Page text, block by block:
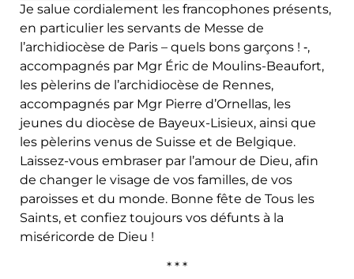
Je salue cordialement les francophones présents,
en particulier les servants de Messe de
l’archidiocèse de Paris – quels bons garçons ! ‑,
accompagnés par Mgr Éric de Moulins-Beaufort,
les pèlerins de l’archidiocèse de Rennes,
accompagnés par Mgr Pierre d’Ornellas, les
jeunes du diocèse de Bayeux-Lisieux, ainsi que
les pèlerins venus de Suisse et de Belgique.
Laissez-vous embraser par l’amour de Dieu, afin
de changer le visage de vos familles, de vos
paroisses et du monde. Bonne fête de Tous les
Saints, et confiez toujours vos défunts à la
miséricorde de Dieu !
* * *